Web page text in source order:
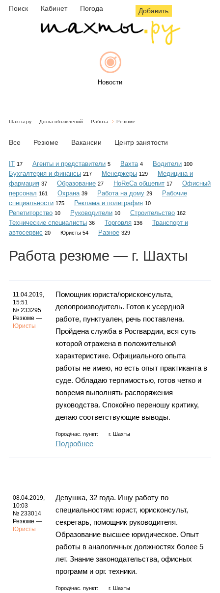
Поиск Кабинет Погода Добавить
Новости
Объявления
Каталог
Гороскоп
Шахты.ру Доска объявлений Работа Резюме
Все Резюме Вакансии Центр занятости
IT 17 Агенты и представители 5 Вахта 4 Водители 100
Бухгалтерия и финансы 217 Менеджеры 129
Медицина и
фармация 37 Образование 27 HoReCa общепит 17
Офисный
персонал 161 Охрана 39 Работа на дому 29
Рабочие
специальности 175 Реклама и полиграфия 10
Репетиторство 10 Руководители 10 Строительство 162
Технические специалисты 36 Торговля 136
Транспорт и
автосервис 20 Юристы 54 Разное 329
Работа резюме — г. Шахты
11.04.2019,
15:51
№ 233295
Резюме —
Юристы
Помощник юриста/юрисконсульта,
делопроизводитель. Готов к усердной
работе, пунктуален, речь поставлена.
Пройдена служба в Росгвардии, вся суть
которой отражена в положительной
характеристике. Официального опыта
работы не имею, но есть опыт практиканта в
суде. Обладаю терпимостью, готов четко и
вовремя выполнять распоряжения
руководства. Спокойно переношу критику,
делаю соответствующие выводы.
Город/нас. пункт: г. Шахты
Подробнее
08.04.2019,
10:03
№ 233014
Резюме —
Юристы
Девушка, 32 года. Ищу работу по
специальностям: юрист, юрисконсульт,
секретарь, помощник руководителя.
Образование высшее юридическое. Опыт
работы в аналогичных должностях более 5
лет. Знание законодательства, офисных
программ и орг. техники.
Город/нас. пункт: г. Шахты